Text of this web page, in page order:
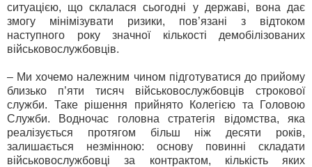
ситуацією, що склалася сьогодні у державі, вона дає
змогу мінімізувати ризики, пов’язані з відтоком
наступного року значної кількості демобілізованих
військовослужбовців.
– Ми хочемо належним чином підготуватися до прийому
близько п’яти тисяч військовослужбовців строкової
служби. Таке рішення прийнято Колегією та Головою
Служби. Водночас головна стратегія відомства, яка
реалізується протягом більш ніж десяти років,
залишається незмінною: основу повинні складати
військовослужбовці за контрактом, кількість яких